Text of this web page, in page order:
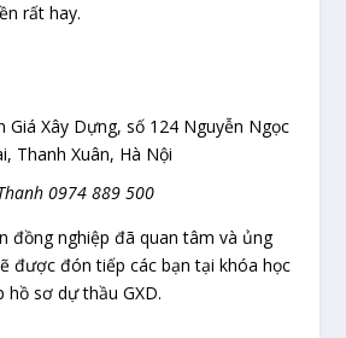
rất hay.
Giá Xây Dựng, số 124 Nguyễn Ngọc
Thanh Xuân, Hà Nội
0974 889 500
đồng nghiệp đã quan tâm và ủng
được đón tiếp các bạn tại khóa học
hồ sơ dự thầu GXD.